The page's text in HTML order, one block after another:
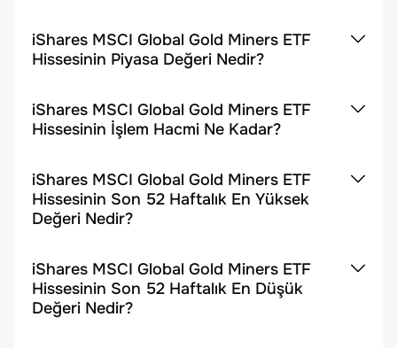
iShares MSCI Global Gold Miners ETF
Hissesinin Piyasa Değeri Nedir?
iShares MSCI Global Gold Miners ETF
Hissesinin İşlem Hacmi Ne Kadar?
iShares MSCI Global Gold Miners ETF
Hissesinin Son 52 Haftalık En Yüksek
Değeri Nedir?
iShares MSCI Global Gold Miners ETF
Hissesinin Son 52 Haftalık En Düşük
Değeri Nedir?